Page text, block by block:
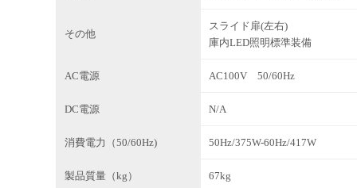
その他
スライド扉(左右)
庫内LED照明標準装備
AC電源 AC100V 50/60Hz
DC電源 N/A
消費電力（50/60Hz) 50Hz/375W-60Hz/417W
製品質量（kg） 67kg